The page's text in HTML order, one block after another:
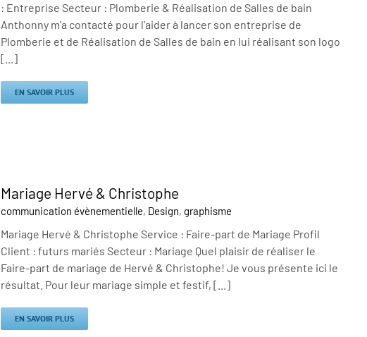
: Entreprise Secteur : Plomberie & Réalisation de Salles de bain
Anthonny m'a contacté pour l'aider à lancer son entreprise de
Plomberie et de Réalisation de Salles de bain en lui réalisant son logo
[...]
EN SAVOIR PLUS
Mariage Hervé & Christophe
communication évènementielle, Design, graphisme
Mariage Hervé & Christophe Service : Faire-part de Mariage Profil
Client : futurs mariés Secteur : Mariage Quel plaisir de réaliser le
Faire-part de mariage de Hervé & Christophe! Je vous présente ici le
résultat. Pour leur mariage simple et festif, [...]
EN SAVOIR PLUS